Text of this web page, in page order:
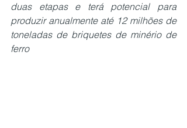
duas etapas e terá potencial para
produzir anualmente até 12 milhões de
toneladas de briquetes de minério de
ferro